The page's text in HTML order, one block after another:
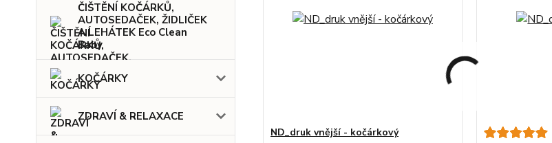
ČIŠTĚNÍ KOČÁRKŮ,
AUTOSEDAČEK, ŽIDLIČEK
A LEHÁTEK Eco Clean
Baby
KOČÁRKY
ZDRAVÍ & RELAXACE
ND_druk vnější - kočárkový